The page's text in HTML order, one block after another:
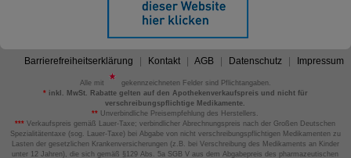
Barrierefreiheitserklärung Kontakt AGB Datenschutz Impressum
Alle mit
gekennzeichneten Felder sind Pflichtangaben.
*inkl. MwSt. Rabatte gelten auf den Apothekenverkaufspreis und nicht für
verschreibungspflichtige Medikamente.
** Unverbindliche Preisempfehlung des Herstellers.
*** Verkaufspreis gemäß Lauer-Taxe; verbindlicher Abrechnungspreis nach der Großen Deutschen
Spezialitätentaxe (sog. Lauer-Taxe) bei Abgabe von nicht verschreibungspflichtigen Medikamenten zu
Lasten der gesetzlichen Krankenversicherungen (z.B. bei Verschreibung des Medikaments an Kinder
unter 12 Jahren), die sich gemäß §129 Abs. 5a SGB V aus dem Abgabepreis des pharmazeutischen